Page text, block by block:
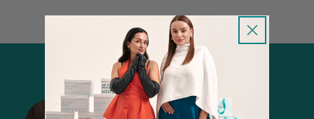
@sisters_stelmakh в Instagram